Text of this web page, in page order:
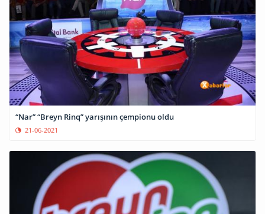
“Nar” “Breyn Rinq” yarışının çempionu oldu
21-06-2021